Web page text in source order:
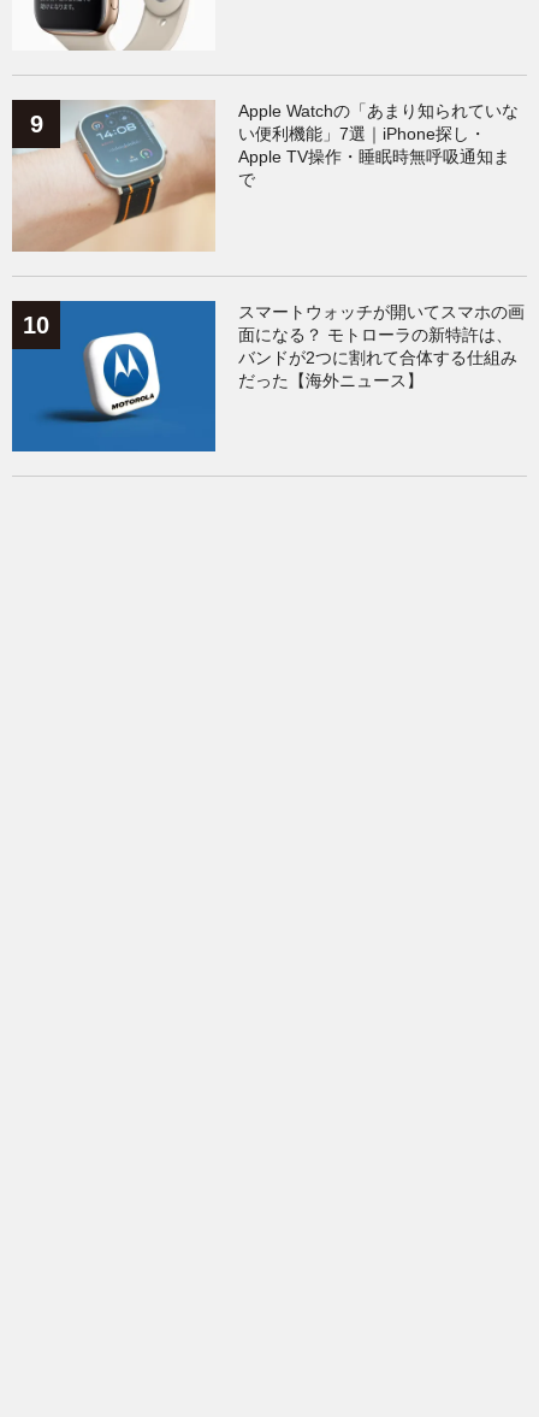
Apple Watchの「あまり知られていな
い便利機能」7選｜iPhone探し・
Apple TV操作・睡眠時無呼吸通知ま
で
スマートウォッチが開いてスマホの画
面になる？ モトローラの新特許は、
バンドが2つに割れて合体する仕組み
だった【海外ニュース】